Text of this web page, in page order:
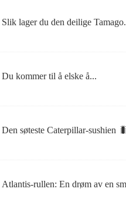
Slik lager du den deilige
Du kommer til å elske å...
Den søteste Caterpillar-sushien
Atlantis-rullen: En drøm av en